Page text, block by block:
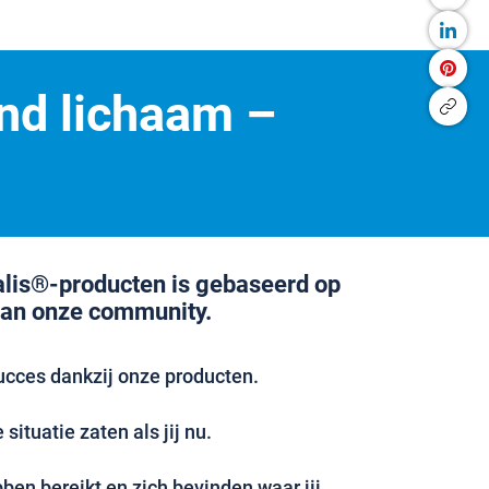
lichaam –
producten is gebaseerd op
onze community.
dankzij onze producten.
zaten als jij nu.